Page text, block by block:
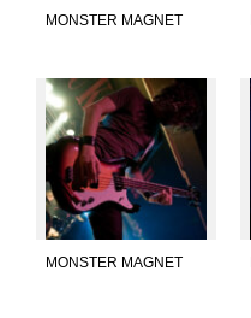
MONSTER MAGNET
MONSTER MAGNET